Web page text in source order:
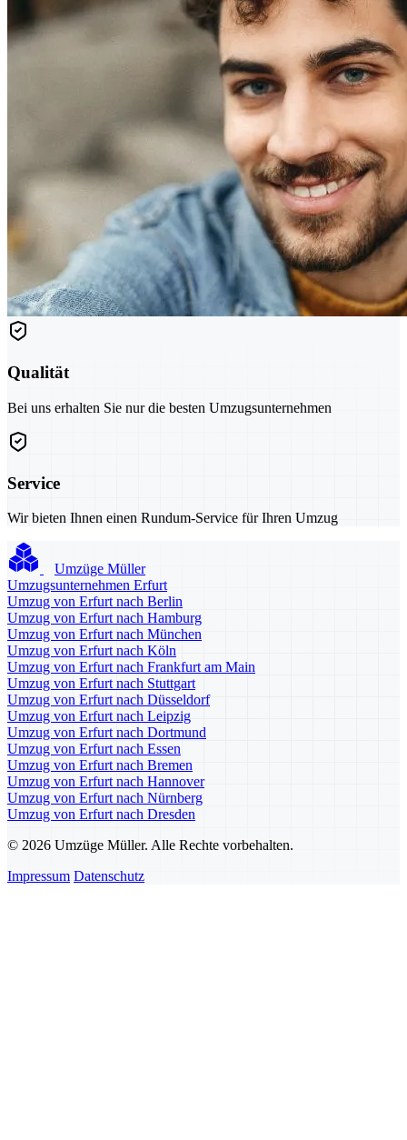
Qualität
Bei uns erhalten Sie nur die besten Umzugsunternehmen
Service
Wir bieten Ihnen einen Rundum-Service für Ihren Umzug
Umzüge Müller
Umzugsunternehmen Erfurt
Umzug von Erfurt nach Berlin
Umzug von Erfurt nach Hamburg
Umzug von Erfurt nach München
Umzug von Erfurt nach Köln
Umzug von Erfurt nach Frankfurt am Main
Umzug von Erfurt nach Stuttgart
Umzug von Erfurt nach Düsseldorf
Umzug von Erfurt nach Leipzig
Umzug von Erfurt nach Dortmund
Umzug von Erfurt nach Essen
Umzug von Erfurt nach Bremen
Umzug von Erfurt nach Hannover
Umzug von Erfurt nach Nürnberg
Umzug von Erfurt nach Dresden
© 2026 Umzüge Müller. Alle Rechte vorbehalten.
Impressum Datenschutz